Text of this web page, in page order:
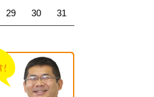
29 30 31